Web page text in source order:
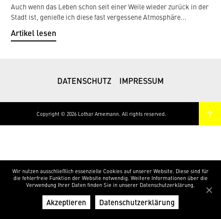
Auch wenn das Leben schon seit einer Weile wieder zurück in der
Stadt ist, genieße ich diese fast vergessene Atmosphäre...
Artikel lesen
DATENSCHUTZ IMPRESSUM
Copyright © 2026 Lothar Arnemann. All rights reserved.
Wir nutzen ausschließlich essenzielle Cookies auf unserer Website. Diese sind für
die fehlerfreie Funktion der Website notwendig. Weitere Informationen über die
Verwendung Ihrer Daten finden Sie in unserer Datenschutzerklärung.
Akzeptieren Datenschutzerklärung